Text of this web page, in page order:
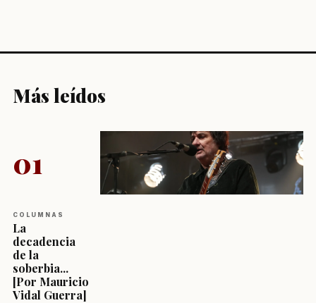
Más leídos
01
COLUMNAS
La
decadencia
de la
soberbia...
[Por Mauricio
Vidal Guerra]